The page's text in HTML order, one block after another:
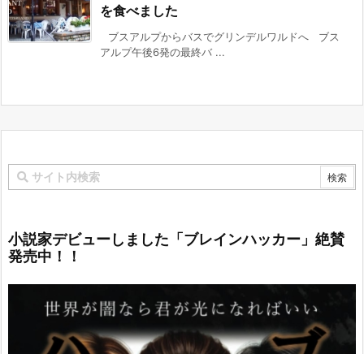
を食べました
ブスアルプからバスでグリンデルワルドへ ブス
アルプ午後6発の最終バ ...
小説家デビューしました「ブレインハッカー」絶賛
発売中！！